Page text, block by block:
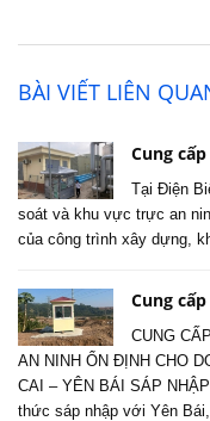
BÀI VIẾT LIÊN
Cung
Tại Điện
soát và khu vực trực an
của công trình xây dựng,
Cung
CUNG
AN NINH ỔN ĐỊNH CHO
CAI – YÊN BÁI SÁP
thức sáp nhập với Yên